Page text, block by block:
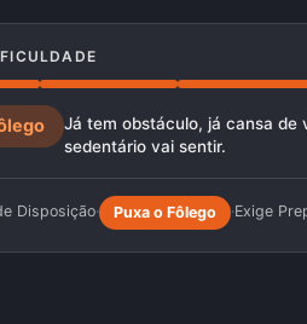
Já tem obstáculo, já cansa de
sedentário vai sentir.
Disposição· Puxa o Fôlego ·Exige